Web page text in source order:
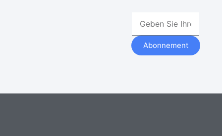
Abonnement